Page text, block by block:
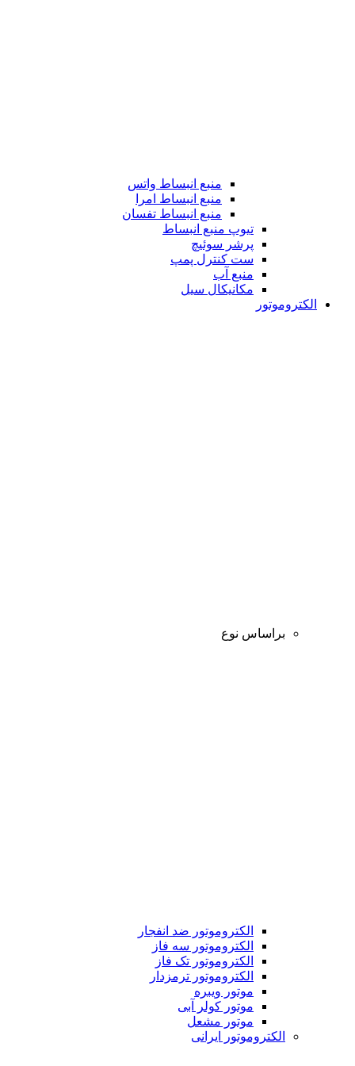
منبع انبساط واتس
منبع انبساط امرا
منبع انبساط تفسان
تیوپ منبع انبساط
پرشر سوئیچ
ست کنترل پمپ
منبع آب
مکانیکال سیل
الکتروموتور
براساس نوع
الکتروموتور ضد انفجار
الکتروموتور سه فاز
الکتروموتور تک فاز
الکتروموتور ترمزدار
موتور ویبره
موتور کولر آبی
موتور مشعل
الکتروموتور ایرانی